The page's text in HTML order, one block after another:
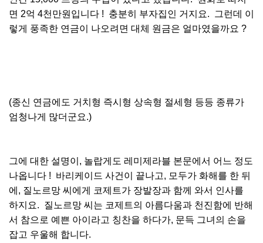
면 2억 4천만원입니다 ! 충분히 부자집인 거지요. 그런데 이
렇게 풍족한 연금이 나오려면 대체 원금은 얼마였을까요 ?
(종신 연금에도 거치형 즉시형 상속형 절세형 등등 종류가
엄청나게 많더군요.)
그에 대한 설명이, 놀랍게도 레미제라블 본문에서 어느 정도
나옵니다 ! 바리케이드 사건이 끝나고, 모두가 화해를 한 뒤
에, 질노르망 씨에게 코제트가 장발장과 함께 와서 인사를
하지요. 질노르망 씨는 코제트의 아름다움과 천진함에 반해
서 참으로 예쁜 아이라고 칭찬을 하다가, 문득 그녀의 손을
잡고 우울해 합니다.